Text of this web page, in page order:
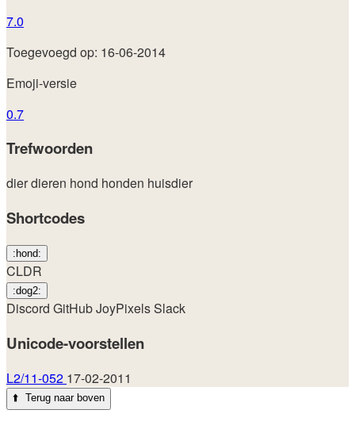
7.0
Toegevoegd op: 16-06-2014
Emoji-versie
0.7
Trefwoorden
dierdieren hond honden huisdier
Shortcodes
:hond:
CLDR
:dog2:
Discord GitHubJoyPixelsSlack
Unicode-voorstellen
L2/11-052 17-02-2011
⬆️ Terug naar boven